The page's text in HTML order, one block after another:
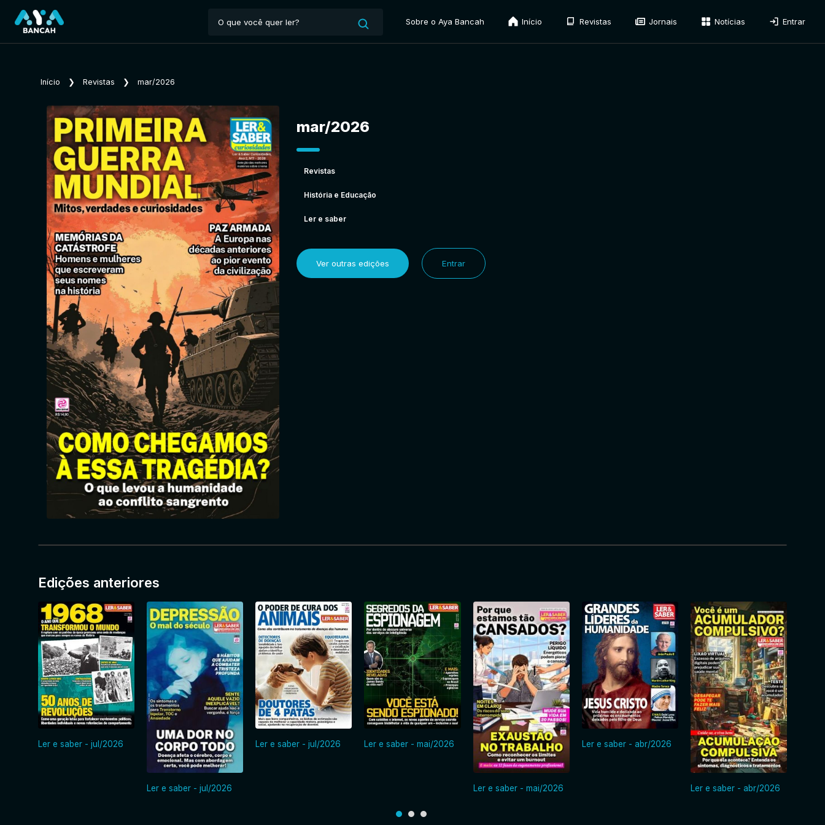
Sobre o Aya Bancah Início Revistas Jornais Notícias Entrar
Início ❯ Revistas ❯ mar/2026
mar/2026
Revistas
História e Educação
Ler e saber
Ver outras edições Entrar
Edições anteriores
Ler e saber - jul/2026
Ler e saber - jul/2026
Ler e saber - jul/2026 Ler e saber - mai/2026
Ler e saber - mai/2026
Ler e saber - abr/2026
Ler e saber - abr/2026